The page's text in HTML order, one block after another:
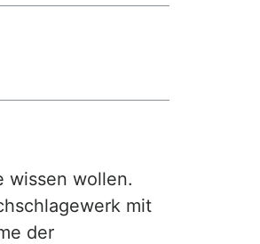
wissen wollen.
mit
der